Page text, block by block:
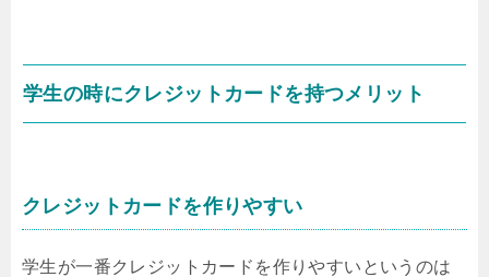
学生の時にクレジットカードを持つメリット
クレジットカードを作りやすい
学生が一番クレジットカードを作りやすいというのは